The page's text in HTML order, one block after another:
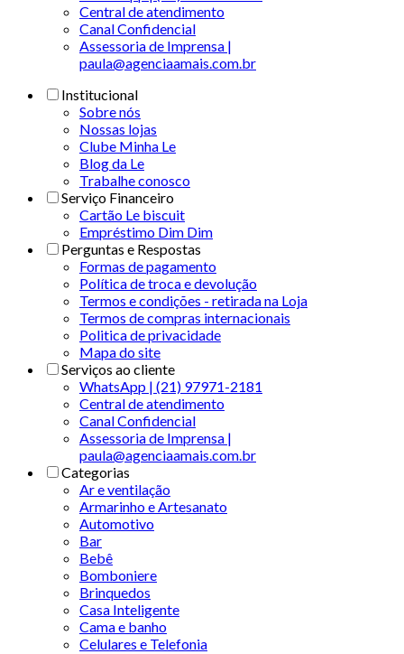
Central de atendimento
Canal Confidencial
Assessoria de Imprensa |
paula@agenciaamais.com.br
Institucional
Sobre nós
Nossas lojas
Clube Minha Le
Blog da Le
Trabalhe conosco
Serviço Financeiro
Cartão Le biscuit
Empréstimo Dim Dim
Perguntas e Respostas
Formas de pagamento
Política de troca e devolução
Termos e condições - retirada na Loja
Termos de compras internacionais
Politica de privacidade
Mapa do site
Serviços ao cliente
WhatsApp | (21) 97971-2181
Central de atendimento
Canal Confidencial
Assessoria de Imprensa |
paula@agenciaamais.com.br
Categorias
Ar e ventilação
Armarinho e Artesanato
Automotivo
Bar
Bebê
Bomboniere
Brinquedos
Casa Inteligente
Cama e banho
Celulares e Telefonia